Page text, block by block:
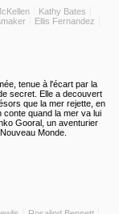
Kathy Bates
Ellis Fernandez
tenue à l'écart par la
secret. Elle a decouvert
que la mer rejette, en
quand la mer va lui
Gooral, un aventurier
Monde.